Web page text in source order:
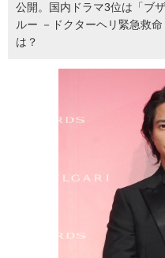
公開。国内ドラマ3位は「ブ
ルー －ドクターヘリ緊急救
は？